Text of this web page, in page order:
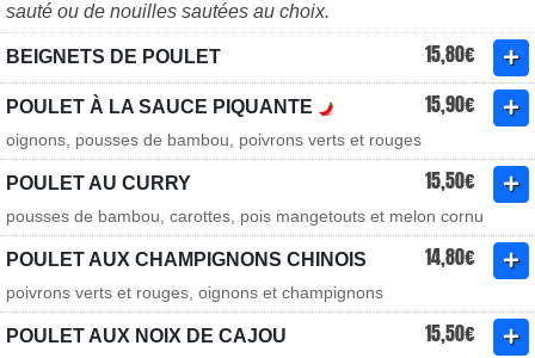
sauté ou de nouilles sautées au choix.
BEIGNETS DE POULET 15,80€
POULET À LA SAUCE PIQUANTE 15,90€
oignons, pousses de bambou, poivrons verts et rouges
POULET AU CURRY 15,50€
pousses de bambou, carottes, pois mangetouts et melon cornu
POULET AUX CHAMPIGNONS CHINOIS 14,80€
poivrons verts et rouges, oignons et champignons
POULET AUX NOIX DE CAJOU 15,50€